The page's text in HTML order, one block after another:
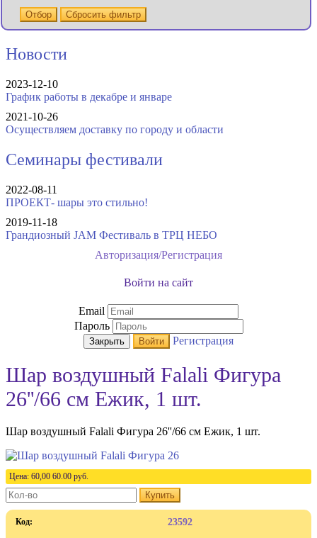
Отбор Сбросить фильтр
Новости
2023-12-10
График работы в декабре и январе
2021-10-26
Осуществляем доставку по городу и области
Семинары фестивали
2022-08-11
ПРОЕКТ- шары это стильно!
2019-11-18
Грандиозный JAM Фестиваль в ТРЦ НЕБО
Авторизация/Регистрация
Войти на сайт
Email
Пароль
Закрыть Войти Регистрация
Шар воздушный Falali Фигура
26''/66 см Ежик, 1 шт.
Шар воздушный Falali Фигура 26''/66 см Ежик, 1 шт.
Цена: 60,00 60.00 руб.
Купить
Код: 23592